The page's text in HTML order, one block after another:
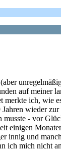
auf
ich,
wieder
- vor
einigen
und
mich nicht